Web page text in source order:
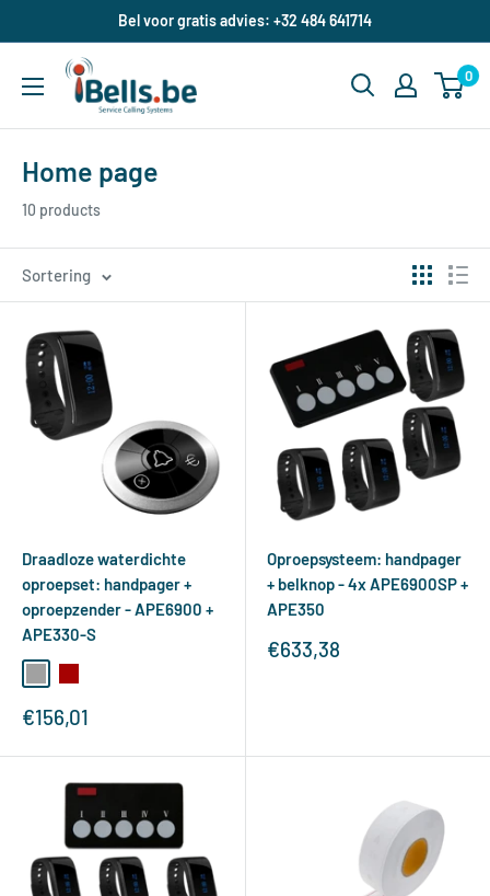
naar
artikel
Bel voor gratis advies: +32 484 641714
ibells.be 0
Home page
10 products
Sortering
Draadloze waterdichte
oproepset: handpager +
oproepzender - APE6900 +
APE330-S
Verkoopprijs
€156,01
Oproepsysteem: handpager
+ belknop - 4x APE6900SP +
APE350
Verkoopprijs
€633,38